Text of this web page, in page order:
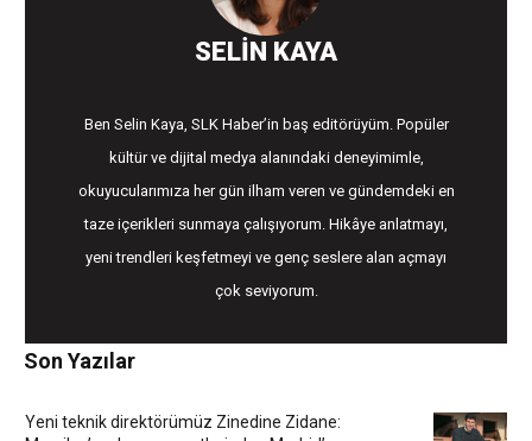
SELIN KAYA
Ben Selin Kaya, SLK Haber’in baş editörüyüm. Popüler
kültür ve dijital medya alanındaki deneyimimle,
okuyucularımıza her gün ilham veren ve gündemdeki en
taze içerikleri sunmaya çalışıyorum. Hikâye anlatmayı,
yeni trendleri keşfetmeyi ve genç seslere alan açmayı
çok seviyorum.
Son Yazılar
Yeni teknik direktörümüz Zinedine Zidane: